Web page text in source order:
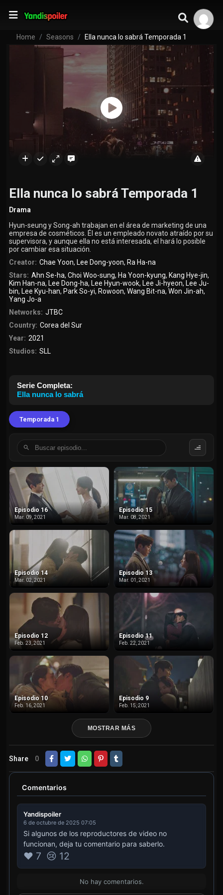
Home Seasons Ella nunca lo sabrá Temporada 1
Ella nunca lo sabrá Temporada 1
Drama
Hyun-seung y Song-ah trabajan en el área de marketing de una
empresa de cosméticos. Él es un empleado novato atraído por su
supervisora, y aunque ella no está interesada, el hará lo posible
por cambiar esa situación.
Creator: Chae Yoon, Lee Dong-yoon, Ra Ha-na
Stars: Ahn Se-ha, Choi Woo-sung, Ha Yoon-kyung, Kang Hye-jin,
Kim Han-na, Lee Dong-ha, Lee Hyun-wook, Lee Ji-hyeon, Lee Ju-
bin, Lee Kyu-han, Park So-yi, Rowoon,Wang Bit-na,Won Jin-ah,
Yang Jo-a
Networks: JTBC
Country: Corea del Sur
Year: 2021
Studios: SLL
Serie Completa:
Ella nunca lo sabrá
Temporada 1
Episodio 16
Mar. 09, 2021
Episodio 15
Mar. 08, 2021
Episodio 14
Mar. 02, 2021
Episodio 13
Mar. 01, 2021
Episodio 12
Feb. 23, 2021
Episodio 11
Feb. 22, 2021
Episodio 10
Feb. 16, 2021
Episodio 9
Feb. 15, 2021
MOSTRAR MÁS
Share 0
Comentarios
Yandispoiler
6 de octubre de 2025 07:05
Si algunos de los reproductores de video no
funcionan, deja tu comentario para saberlo.
❤️ 7 😢 12
No hay comentarios.